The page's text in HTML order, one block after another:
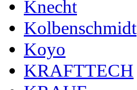
Knecht
Kolbenschmidt
Koyo
KRAFTTECH